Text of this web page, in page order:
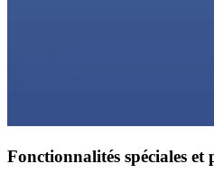
Fonctionnalités spéciales et